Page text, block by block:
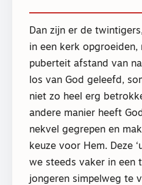
Dan zijn er de
in een kerk opgroeiden,
puberteit afstand van
los van God geleefd,
niet zo heel erg
andere manier heeft
nekvel gegrepen en
keuze voor Hem. Deze
we steeds vaker in een
jongeren simpelweg te